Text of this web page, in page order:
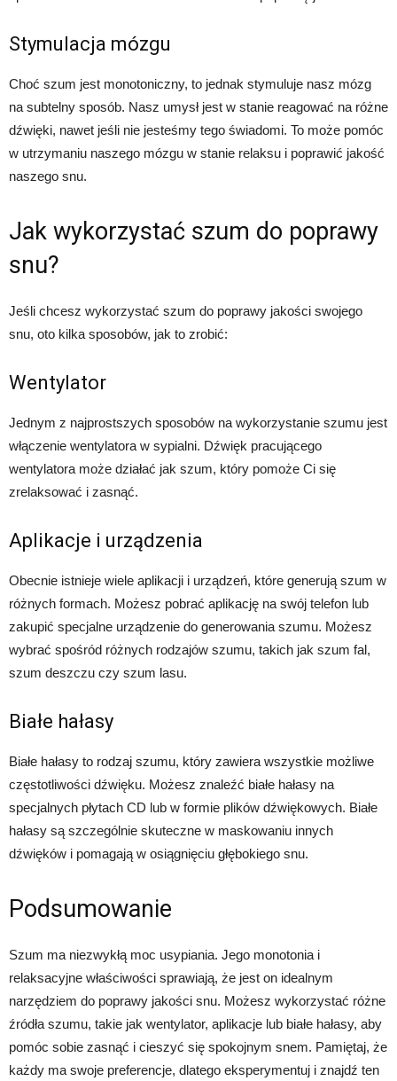
Stymulacja mózgu
Choć szum jest monotoniczny, to jednak stymuluje nasz mózg
na subtelny sposób. Nasz umysł jest w stanie reagować na różne
dźwięki, nawet jeśli nie jesteśmy tego świadomi. To może pomóc
w utrzymaniu naszego mózgu w stanie relaksu i poprawić jakość
naszego snu.
Jak wykorzystać szum do poprawy
snu?
Jeśli chcesz wykorzystać szum do poprawy jakości swojego
snu, oto kilka sposobów, jak to zrobić:
Wentylator
Jednym z najprostszych sposobów na wykorzystanie szumu jest
włączenie wentylatora w sypialni. Dźwięk pracującego
wentylatora może działać jak szum, który pomoże Ci się
zrelaksować i zasnąć.
Aplikacje i urządzenia
Obecnie istnieje wiele aplikacji i urządzeń, które generują szum w
różnych formach. Możesz pobrać aplikację na swój telefon lub
zakupić specjalne urządzenie do generowania szumu. Możesz
wybrać spośród różnych rodzajów szumu, takich jak szum fal,
szum deszczu czy szum lasu.
Białe hałasy
Białe hałasy to rodzaj szumu, który zawiera wszystkie możliwe
częstotliwości dźwięku. Możesz znaleźć białe hałasy na
specjalnych płytach CD lub w formie plików dźwiękowych. Białe
hałasy są szczególnie skuteczne w maskowaniu innych
dźwięków i pomagają w osiągnięciu głębokiego snu.
Podsumowanie
Szum ma niezwykłą moc usypiania. Jego monotonia i
relaksacyjne właściwości sprawiają, że jest on idealnym
narzędziem do poprawy jakości snu. Możesz wykorzystać różne
źródła szumu, takie jak wentylator, aplikacje lub białe hałasy, aby
pomóc sobie zasnąć i cieszyć się spokojnym snem. Pamiętaj, że
każdy ma swoje preferencje, dlatego eksperymentuj i znajdź ten